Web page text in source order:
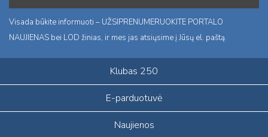
Visada būkite informuoti – UŽSIPRENUMERUOKITE PORTALO
NAUJIENAS bei LOD žinias, ir mes jas atsiųsime į Jūsų el. paštą.
Klubas 250
E-parduotuvė
Naujienos